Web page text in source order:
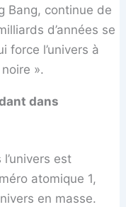
Bang, continue de
d’années se
force l’univers à
».
dans
est
atomique 1,
en masse.